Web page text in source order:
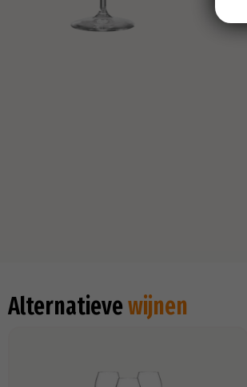
Alternatievewijnen